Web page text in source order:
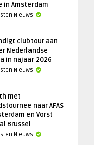
in Amsterdam
Nieuws
clubtour aan
Nederlandse
in najaar 2026
Nieuws
met
naar AFAS
en Vorst
Brussel
Nieuws